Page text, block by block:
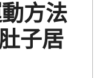
方法
子居